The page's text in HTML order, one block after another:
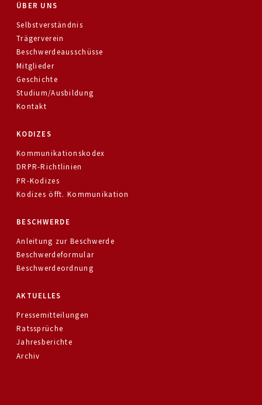
ÜBER UNS
Selbstverständnis
Trägerverein
Beschwerdeausschüsse
Mitglieder
Geschichte
Studium/Ausbildung
Kontakt
KODIZES
Kommunikationskodex
DRPR-Richtlinien
PR-Kodizes
Kodizes öfft. Kommunikation
BESCHWERDE
Anleitung zur Beschwerde
Beschwerdeformular
Beschwerdeordnung
AKTUELLES
Pressemitteilungen
Ratssprüche
Jahresberichte
Archiv